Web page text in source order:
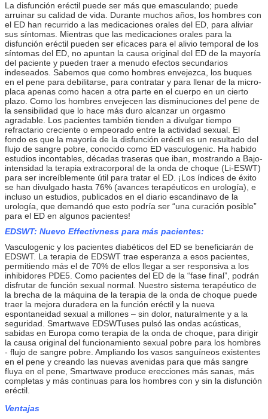
La disfunción eréctil puede ser más que emasculando; puede
arruinar su calidad de vida. Durante muchos años, los hombres con
el ED han recurrido a las medicaciones orales del ED, para aliviar
sus síntomas. Mientras que las medicaciones orales para la
disfunción eréctil pueden ser eficaces para el alivio temporal de los
síntomas del ED, no apuntan la causa original del ED de la mayoría
del paciente y pueden traer a menudo efectos secundarios
indeseados. Sabemos que como hombres envejezca, los buques
en el pene para debilitarse, para contratar y para llenar de la micro-
placa apenas como hacen a otra parte en el cuerpo en un cierto
plazo. Como los hombres envejecen las disminuciones del pene de
la sensibilidad que lo hace más duro alcanzar un orgasmo
agradable. Los pacientes también tienden a divulgar tiempo
refractario creciente o empeorado entre la actividad sexual. El
fondo es que la mayoría de la disfunción eréctil es un resultado del
flujo de sangre pobre, conocido como ED vasculogenic. Ha habido
estudios incontables, décadas traseras que iban, mostrando a Bajo-
intensidad la terapia extracorporal de la onda de choque (Li-ESWT)
para ser increíblemente útil para tratar el ED. ¡Los índices de éxito
se han divulgado hasta 76% (avances terapéuticos en urología), e
incluso un estudios, publicados en el diario escandinavo de la
urología, que demandó que esto podría ser “una curación posible”
para el ED en algunos pacientes!
EDSWT: Nuevo Effectivness para más pacientes:
Vasculogenic y los pacientes diabéticos del ED se beneficiarán de
EDSWT. La terapia de EDSWT trae esperanza a esos pacientes,
permitiendo más el de 70% de ellos llegar a ser responsiva a los
inhibidores PDE5. Como pacientes del ED de la “fase final”, podrán
disfrutar de función sexual normal. Nuestro sistema terapéutico de
la brecha de la máquina de la terapia de la onda de choque puede
traer la mejora duradera en la función eréctil y la nueva
espontaneidad sexual a millones – sin dolor, naturalmente y a la
seguridad. Smartwave EDSWTuses pulsó las ondas acústicas,
sabidas en Europa como terapia de la onda de choque, para dirigir
la causa original del funcionamiento sexual pobre para los hombres
- flujo de sangre pobre. Ampliando los vasos sanguíneos existentes
en el pene y creando las nuevas avenidas para que más sangre
fluya en el pene, Smartwave produce erecciones más sanas, más
completas y más continuas para los hombres con y sin la disfunción
eréctil.
Ventajas